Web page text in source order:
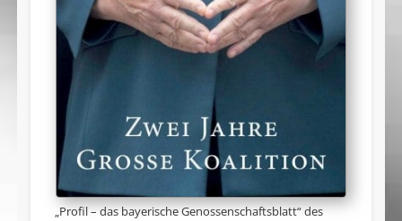
„Profil – das bayerische Genossenschaftsblatt“ des